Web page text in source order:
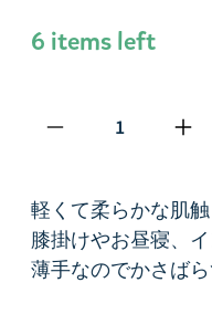
6 items left
軽くて柔らかな肌
膝掛けやお昼寝、
薄手なのでかさば